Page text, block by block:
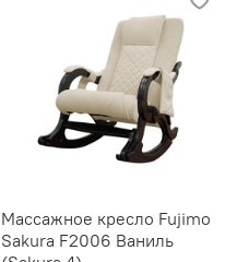
Массажное кресло Fujimo
Sakura F2006 Ваниль